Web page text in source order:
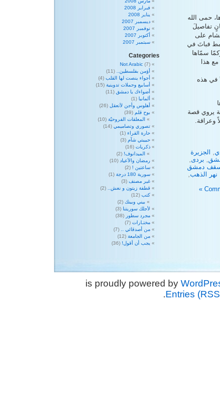
حمى الله
تفاصيلَ
على
فباتَ في
سمّاها
هذا
في هذه
يروي قصة
وعراقة.
,
الجزيرة
, بردى,
دمشق
نهر الذهب,
فبراير 2008
يناير 2008
ديسمبر 2007
نوفمبر 2007
أكتوبر 2007
سبتمبر 2007
Categories
Not Arabic (7)
أؤمن بفلسطين..
(11)
أجواء ينصت لها القلب (4)
أسابيع وحملات تدوينية (15)
أضواءك يا دمشق (11)
ألمانيا (1)
أهلوس وأجن لأتعقل (26)
بوح قلم (39)
المعلقات الفروحيّة (10)
تصوري وتصاميمي (14)
حارة القراء (1)
حبيبتي شآم (3)
ذكريات (16)
الميدانوف! (2)
رمضان والأعياد (10)
ساعتين ! (2)
سورية 180 درجة
(1)
غير مصنف (3)
قطفة زيتون و نعش..
(2)
كتب (12)
بيني وبينك (2)
لأجلك سوريتنا (3)
مجرد سطور (38)
مختـارات (7)
من أصدقائي ..
(7)
من الجامعة (12)
يجب أن أقول! (36)
Entries
.